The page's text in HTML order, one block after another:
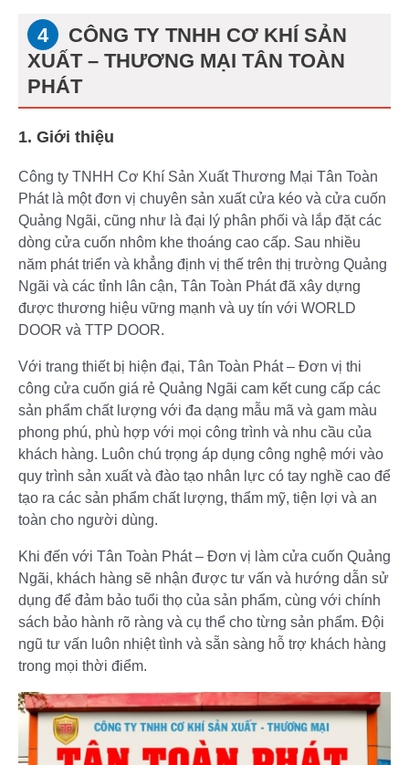
CÔNG TY TNHH CƠ KHÍ SẢN
XUẤT – THƯƠNG MẠI TÂN TOÀN
PHÁT
1. Giới thiệu
Công ty TNHH Cơ Khí Sản Xuất Thương Mại Tân Toàn
Phát là một đơn vị chuyên sản xuất cửa kéo và cửa cuốn
Quảng Ngãi, cũng như là đại lý phân phối và lắp đặt các
dòng cửa cuốn nhôm khe thoáng cao cấp. Sau nhiều
năm phát triển và khẳng định vị thế trên thị trường Quảng
Ngãi và các tỉnh lân cận, Tân Toàn Phát đã xây dựng
được thương hiệu vững mạnh và uy tín với WORLD
DOOR và TTP DOOR.
Với trang thiết bị hiện đại, Tân Toàn Phát – Đơn vị thi
công cửa cuốn giá rẻ Quảng Ngãi cam kết cung cấp các
sản phẩm chất lượng với đa dạng mẫu mã và gam màu
phong phú, phù hợp với mọi công trình và nhu cầu của
khách hàng. Luôn chú trọng áp dụng công nghệ mới vào
quy trình sản xuất và đào tạo nhân lực có tay nghề cao để
tạo ra các sản phẩm chất lượng, thẩm mỹ, tiện lợi và an
toàn cho người dùng.
Khi đến với Tân Toàn Phát – Đơn vị làm cửa cuốn Quảng
Ngãi, khách hàng sẽ nhận được tư vấn và hướng dẫn sử
dụng để đảm bảo tuổi thọ của sản phẩm, cùng với chính
sách bảo hành rõ ràng và cụ thể cho từng sản phẩm. Đội
ngũ tư vấn luôn nhiệt tình và sẵn sàng hỗ trợ khách hàng
trong mọi thời điểm.